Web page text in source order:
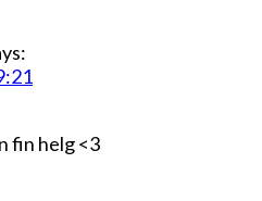
fin helg <3